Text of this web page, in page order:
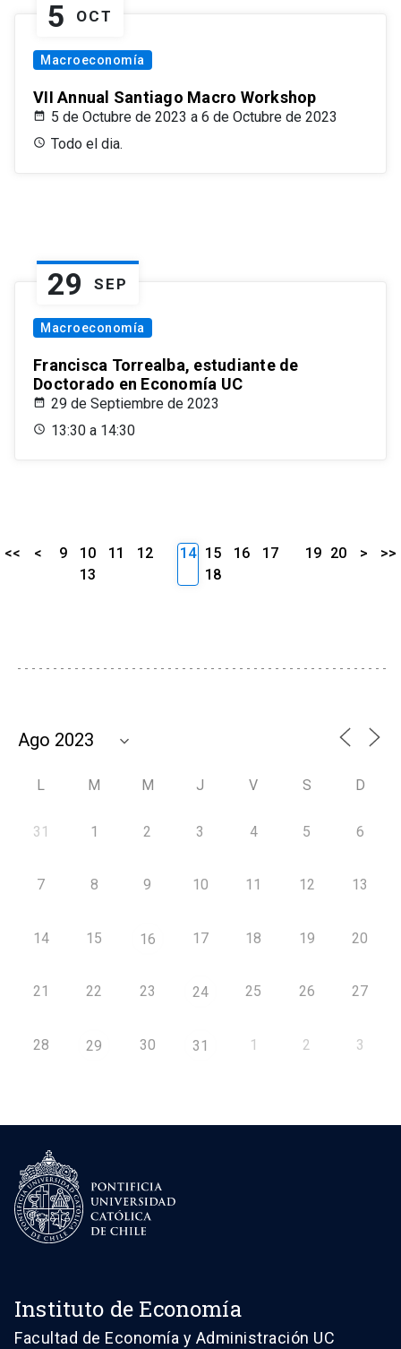
5 OCT
Macroeconomía
VII Annual Santiago Macro Workshop
5 de Octubre de 2023 a 6 de Octubre de 2023
Todo el dia.
29 SEP
Macroeconomía
Francisca Torrealba, estudiante de
Doctorado en Economía UC
29 de Septiembre de 2023
13:30 a 14:30
<< < 9 10 11
12
13
14 15 16
17
18
19 20 > >>
L M M J V S D
31 1 2 3 4 5 6
7 8 9 10 11 12 13
14 15 16 17 18 19 20
21 22 23 24 25 26 27
28 29 30 31 1 2 3
Instituto de Economía
Facultad de Economía y Administración UC